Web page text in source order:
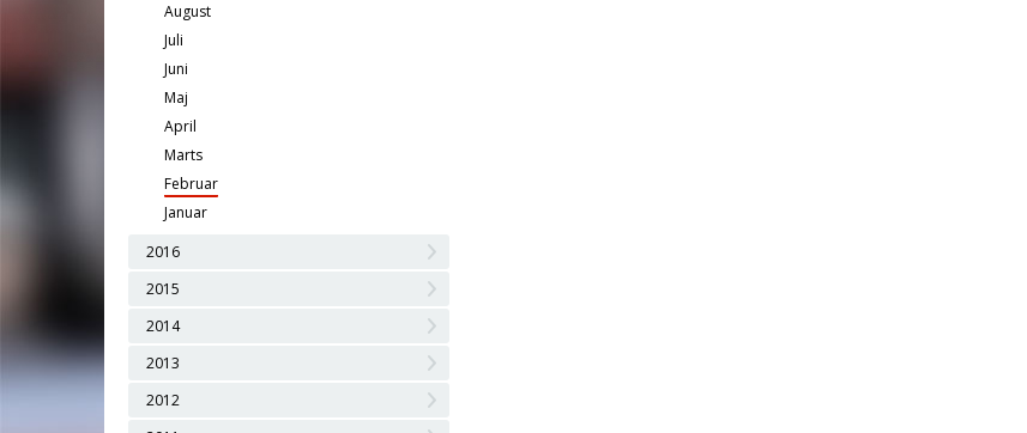
August
Juli
Juni
Maj
April
Marts
Februar
Januar
2016
2015
2014
2013
2012